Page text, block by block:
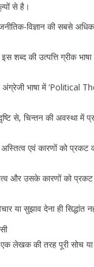
से है।
विज्ञान की सबसे
शब्द की उत्पत्ति ग्रीक
अंग्रेजी भाषा में ‘Political
से, चिन्तन की अवस्था में
एवं कारणों को प्रकट
और उसके कारणों को प्रकट
या सुझाव देना ही सिद्धांत
लेखक की तरह पूरी सोच